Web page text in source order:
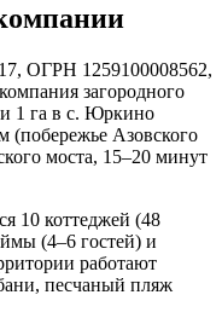
ОГРН 1259100008562,
загородного
1 га в с. Юркино
(побережье Азовского
моста, 15–20 минут
10 коттеджей (48
(4–6 гостей) и
работают
песчаный пляж